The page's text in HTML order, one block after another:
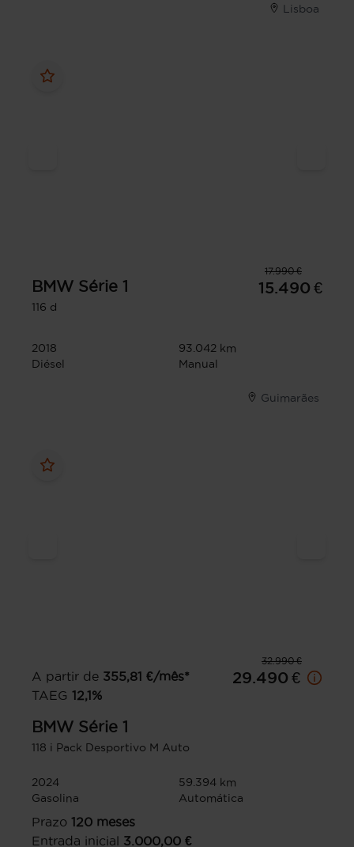
Lisboa
17.990 €
BMW Série 1
116 d
15.490 €
2018
93.042 km
Diésel
Manual
Guimarães
32.990 €
A partir de 355,81 €/mês*
TAEG 12,1%
29.490 €
BMW Série 1
118 i Pack Desportivo M Auto
2024
59.394 km
Gasolina
Automática
Prazo 120 meses
Entrada inicial 3.000,00 €